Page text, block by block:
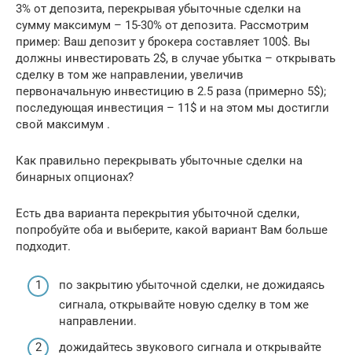
3% от депозита, перекрывая убыточные сделки на
сумму максимум – 15-30% от депозита. Рассмотрим
пример: Ваш депозит у брокера составляет 100$. Вы
должны инвестировать 2$, в случае убытка – открывать
сделку в том же направлении, увеличив
первоначальную инвестицию в 2.5 раза (примерно 5$);
последующая инвестиция – 11$ и на этом мы достигли
свой максимум .
Как правильно перекрывать убыточные сделки на
бинарных опционах?
Есть два варианта перекрытия убыточной сделки,
попробуйте оба и выберите, какой вариант Вам больше
подходит.
по закрытию убыточной сделки, не дожидаясь
сигнала, открывайте новую сделку в том же
направлении.
дожидайтесь звукового сигнала и открывайте